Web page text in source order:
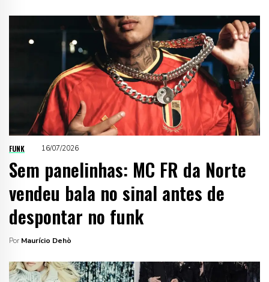
FUNK 16/07/2026
Sem panelinhas: MC FR da Norte
vendeu bala no sinal antes de
despontar no funk
Por Maurício Dehò